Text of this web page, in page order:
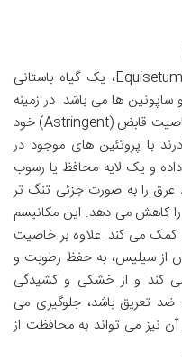
، یک گیاه باستانی
ها می باشد. در زمینه
قابض
(Astringent) خود
با پروتئین های موجود در
و یک لایه محافظ یا رسوب
عرق را به صورت جزئی تنگ تر
کاهش می دهد. این مکانیسم
می کند. علاوه بر خاصیت
از سیلیس، به حفظ رطوبت و
کند و از خشکی و کشیدگی
تعریق باشد، جلوگیری می
آن نیز می تواند به محافظت از